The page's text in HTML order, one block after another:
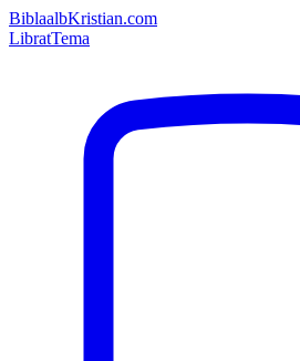
BiblaalbKristian.com
LibratTema